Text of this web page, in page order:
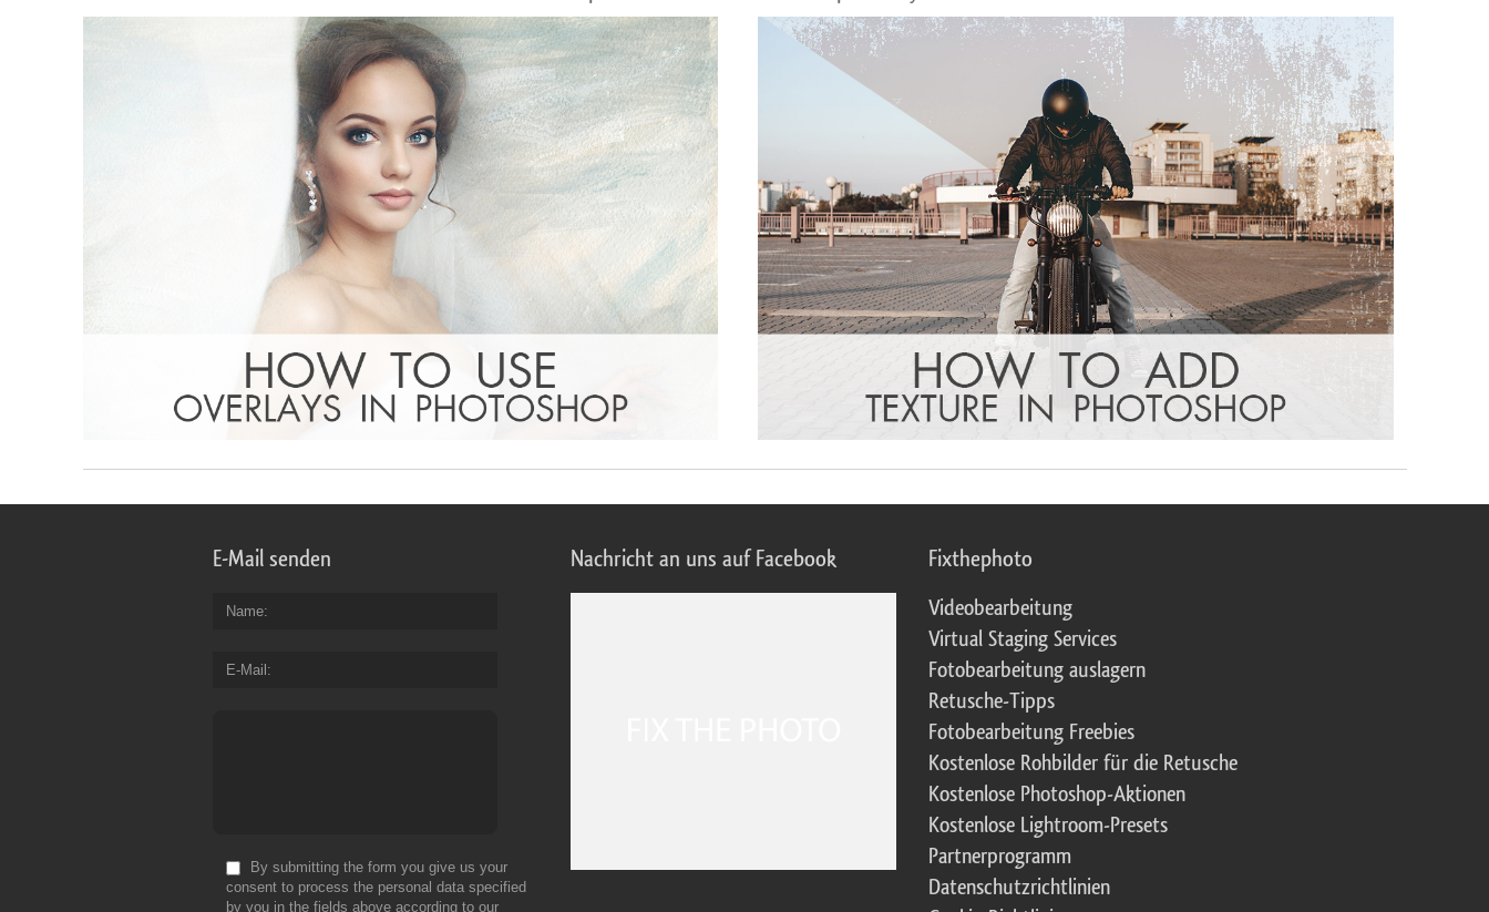
E-Mail senden
Name
E-Mail
By submitting the form you give us your
consent to process the personal data specified
by you in the fields above according to our
Nachricht an uns auf Facebook Fixthephoto
Videobearbeitung
Virtual Staging Services
Fotobearbeitung auslagern
Retusche-Tipps
Fotobearbeitung Freebies
Kostenlose Rohbilder für die Retusche
Kostenlose Photoshop-Aktionen
Kostenlose Lightroom-Presets
Partnerprogramm
Datenschutzrichtlinien